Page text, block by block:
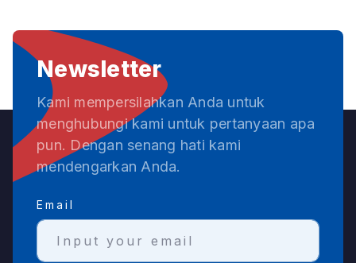
Newsletter
Kami mempersilahkan Anda untuk
menghubungi kami untuk pertanyaan apa
pun. Dengan senang hati kami
mendengarkan Anda.
Email